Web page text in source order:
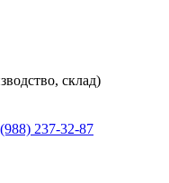
склад)
237-32-87